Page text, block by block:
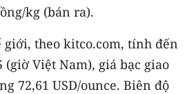
kg (bán ra).
theo kitco.com, tính đến
(giờ Việt Nam), giá bạc giao
72,61 USD/ounce. Biên độ